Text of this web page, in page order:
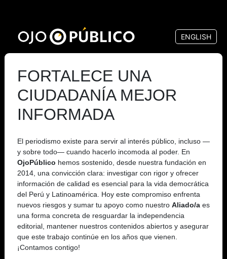
contenido
principal
ENGLISH
FORTALECE UNA
CIUDADANÍA MEJOR
INFORMADA
El periodismo existe para servir al interés público, incluso —
y sobre todo— cuando hacerlo incomoda al poder. En
OjoPúblico hemos sostenido, desde nuestra fundación en
2014, una convicción clara: investigar con rigor y ofrecer
información de calidad es esencial para la vida democrática
del Perú y Latinoamérica. Hoy este compromiso enfrenta
nuevos riesgos y sumar tu apoyo como nuestro Aliado/a es
una forma concreta de resguardar la independencia
editorial, mantener nuestros contenidos abiertos y asegurar
que este trabajo continúe en los años que vienen.
¡Contamos contigo!